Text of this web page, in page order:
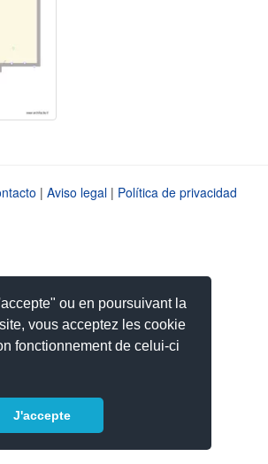
ou en poursuivant la
vous acceptez les cookie
fonctionnement de celui-ci
J'accepte
| Aviso legal | Política de privacidad